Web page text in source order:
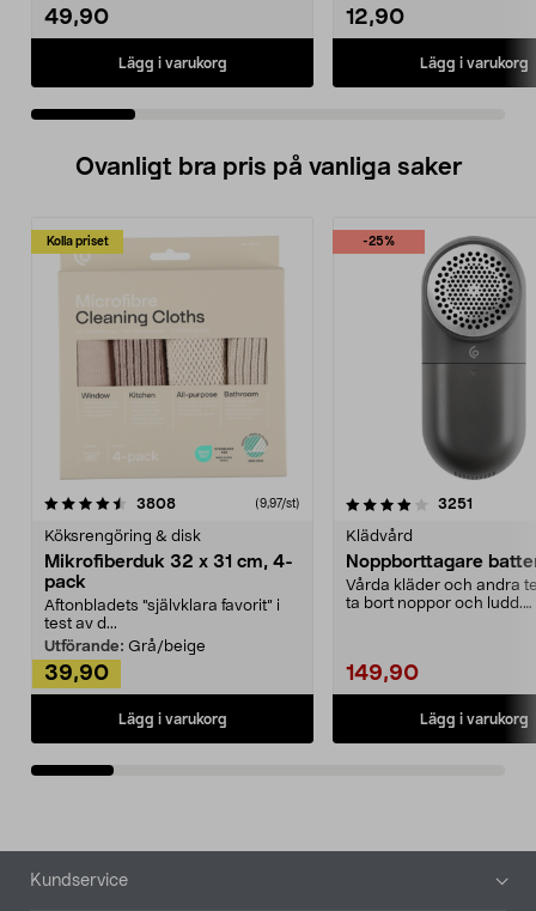
49,90
Lägg i varukorg
12,90
Lägg i varukorg
Ovanligt bra pris på vanliga saker
Kolla priset
3808recensioner (9,97/st)
Köksrengöring & disk
Mikrofiberduk 32 x 31 cm, 4-
pack
Aftonbladets "självklara favorit” i
test av d...
Utförande: Grå/beige
39,90
Lägg i varukorg
-25%
4.0av 5 stjärnor 3251
Klädvård
Noppborttagare
Vårda kläder och andra
ta bort noppor och ludd.
149,90
Lägg i varukorg
4.5av 5 stjärnor
Sidfot
Kundservice